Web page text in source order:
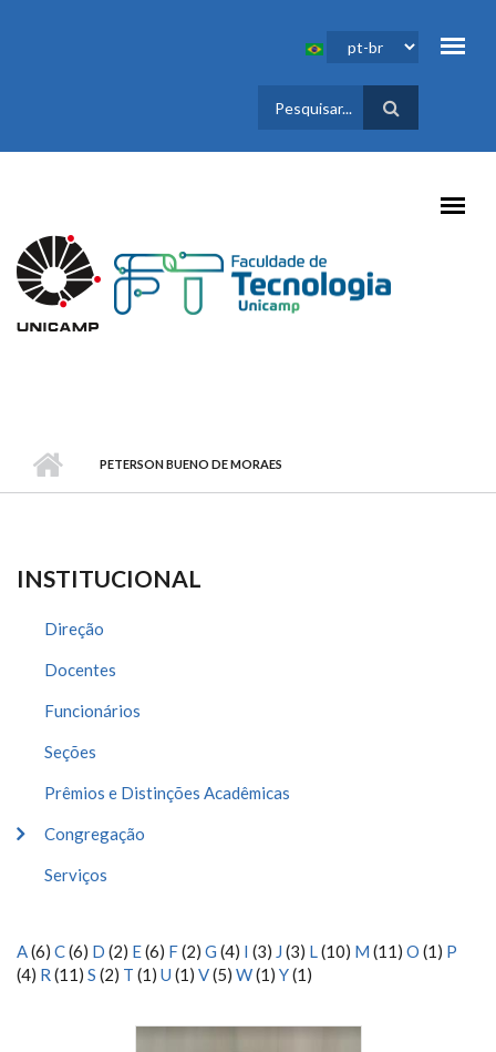
FORMULÁRIO
DE BUSCA
PETERSON BUENO DE MORAES
INSTITUCIONAL
Direção
Docentes
Funcionários
Seções
Prêmios e Distinções Acadêmicas
Congregação
Serviços
A(6) C(6) D (2) E(6) F(2) G (4) I (3) J (3) L(10) M (11) O (1) P
(4) R (11) S (2) T (1) U (1) V(5) W(1) Y(1)